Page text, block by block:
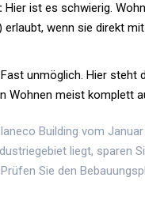
Hier ist es schwierig.
erlaubt, wenn sie direkt
Fast unmöglich. Hier steht
Wohnen meist komplett
Building vom
liegt, sparen
Sie den